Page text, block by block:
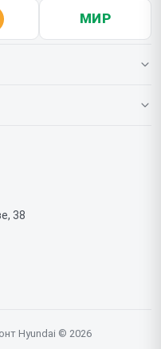
МИР
38
Hyundai © 2026